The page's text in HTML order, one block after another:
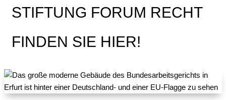
STIFTUNG FORUM RECHT
FINDEN SIE HIER!